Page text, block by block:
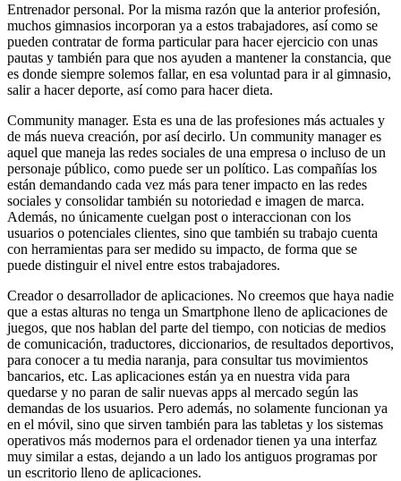
Entrenador personal. Por la misma razón que la anterior profesión,
muchos gimnasios incorporan ya a estos trabajadores, así como se
pueden contratar de forma particular para hacer ejercicio con unas
pautas y también para que nos ayuden a mantener la constancia, que
es donde siempre solemos fallar, en esa voluntad para ir al gimnasio,
salir a hacer deporte, así como para hacer dieta.
Community manager. Esta es una de las profesiones más actuales y
de más nueva creación, por así decirlo. Un community manager es
aquel que maneja las redes sociales de una empresa o incluso de un
personaje público, como puede ser un político. Las compañías los
están demandando cada vez más para tener impacto en las redes
sociales y consolidar también su notoriedad e imagen de marca.
Además, no únicamente cuelgan post o interaccionan con los
usuarios o potenciales clientes, sino que también su trabajo cuenta
con herramientas para ser medido su impacto, de forma que se
puede distinguir el nivel entre estos trabajadores.
Creador o desarrollador de aplicaciones. No creemos que haya nadie
que a estas alturas no tenga un Smartphone lleno de aplicaciones de
juegos, que nos hablan del parte del tiempo, con noticias de medios
de comunicación, traductores, diccionarios, de resultados deportivos,
para conocer a tu media naranja, para consultar tus movimientos
bancarios, etc. Las aplicaciones están ya en nuestra vida para
quedarse y no paran de salir nuevas apps al mercado según las
demandas de los usuarios. Pero además, no solamente funcionan ya
en el móvil, sino que sirven también para las tabletas y los sistemas
operativos más modernos para el ordenador tienen ya una interfaz
muy similar a estas, dejando a un lado los antiguos programas por
un escritorio lleno de aplicaciones.